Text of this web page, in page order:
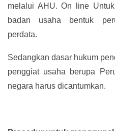
melalui AHU. On line
badan usaha bentuk
perdata.
Sedangkan dasar hukum
penggiat usaha berupa
negara harus dicantumkan.